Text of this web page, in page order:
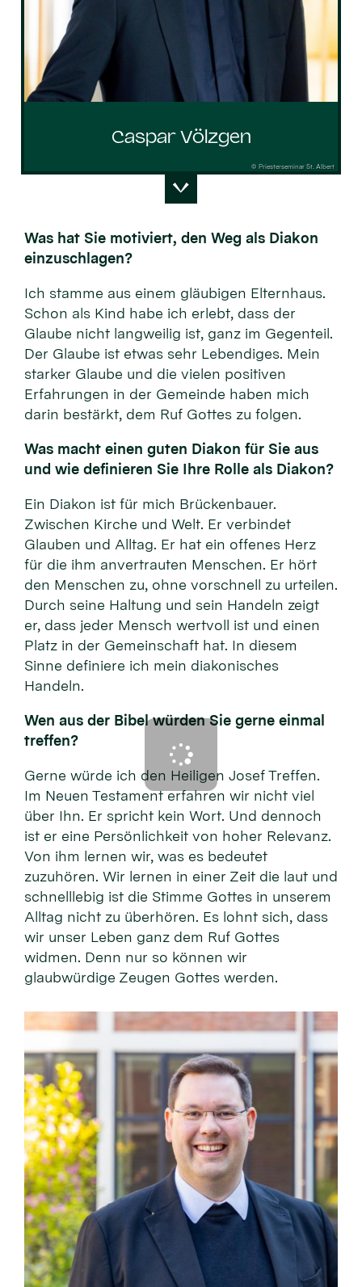
Caspar Völzgen
© Priesterseminar St. Albert
Was hat Sie motiviert, den Weg als Diakon
einzuschlagen?
Ich stamme aus einem gläubigen Elternhaus.
Schon als Kind habe ich erlebt, dass der
Glaube nicht langweilig ist, ganz im Gegenteil.
Der Glaube ist etwas sehr Lebendiges. Mein
starker Glaube und die vielen positiven
Erfahrungen in der Gemeinde haben mich
darin bestärkt, dem Ruf Gottes zu folgen.
Was macht einen guten Diakon für Sie aus
und wie definieren Sie Ihre Rolle als Diakon?
Ein Diakon ist für mich Brückenbauer.
Zwischen Kirche und Welt. Er verbindet
Glauben und Alltag. Er hat ein offenes Herz
für die ihm anvertrauten Menschen. Er hört
den Menschen zu, ohne vorschnell zu urteilen.
Durch seine Haltung und sein Handeln zeigt
er, dass jeder Mensch wertvoll ist und einen
Platz in der Gemeinschaft hat. In diesem
Sinne definiere ich mein diakonisches
Handeln.
Wen aus der Bibel würden Sie gerne einmal
treffen?
Gerne würde ich den Heiligen Josef Treffen.
Im Neuen Testament erfahren wir nicht viel
über Ihn. Er spricht kein Wort. Und dennoch
ist er eine Persönlichkeit von hoher Relevanz.
Von ihm lernen wir, was es bedeutet
zuzuhören. Wir lernen in einer Zeit die laut und
schnelllebig ist die Stimme Gottes in unserem
Alltag nicht zu überhören. Es lohnt sich, dass
wir unser Leben ganz dem Ruf Gottes
widmen. Denn nur so können wir
glaubwürdige Zeugen Gottes werden.